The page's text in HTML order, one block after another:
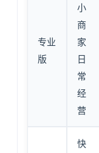
专业
版
小
商
家
日
常
经
营
快